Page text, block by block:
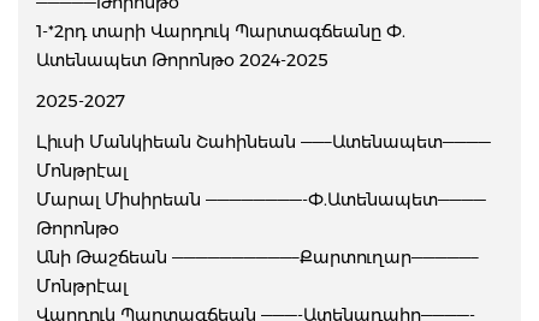
1-*2րդ տարի Վարդուկ Պարտագճեանը Փ.
Ատենապետ Թորոնթօ 2024-2025
2025-2027
Լիւսի Մանկիեան Շահինեան ——–Ատենապետ————
Մոնթրէալ
Մարալ Միսիրեան ————————-Փ.Ատենապետ————
Թորոնթօ
Անի Թաշճեան ——————————–Քարտուղար—————–
Մոնթրէալ
Վարդուկ Պարտագճեան ———-Ատենադպիր————-